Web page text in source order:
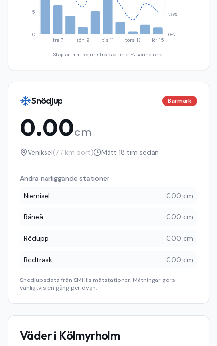
fre 7 sön 9 tis 11 tors 13 lör 15
0
5
0%
25%
Staplar: mm regn · streckad linje: % sannolikhet
Snödjup Barmark
0.00cm
Veniksel(7.7 km bort) Mätt 18 tim sedan
Andra närliggande stationer
Niemisel
0.00 cm
Råneå 0.00 cm
Rödupp 0.00 cm
Bodträsk 0.00 cm
Snödjupsdata från SMHI:s mätstationer. Mätningar görs
vanligtvis en gång per dygn.
Väder i Kölmyrholm